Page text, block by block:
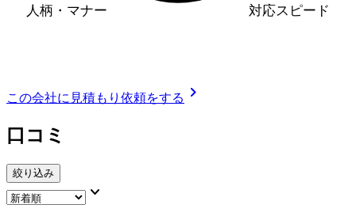
対応スピード
人柄・マナー
この会社に見積もり依頼をする chevron_right
口コミ
絞り込み
keyboard_arrow_down